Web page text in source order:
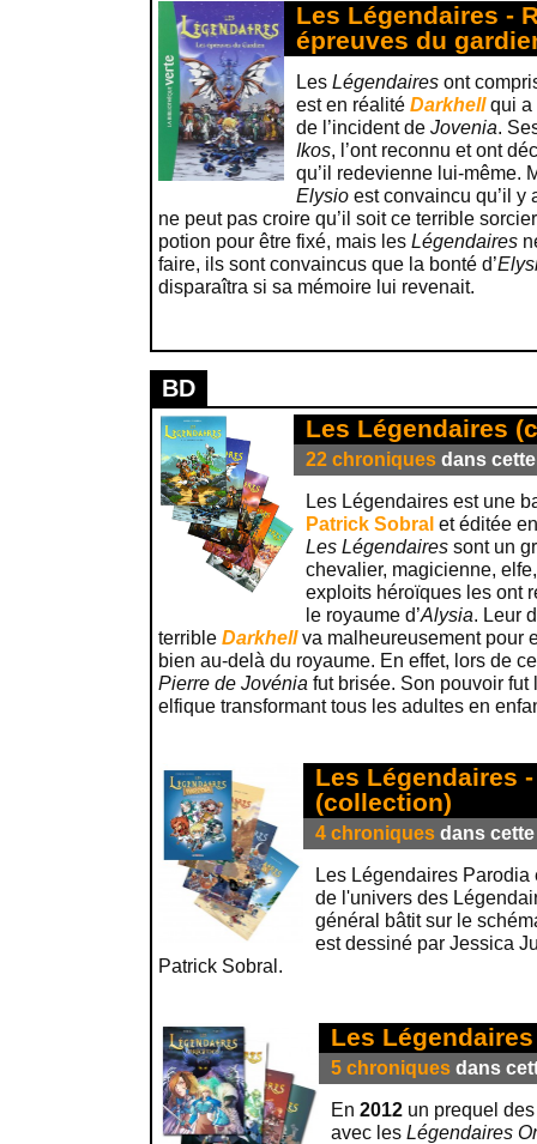
Les Légendaires -
épreuves du
Les Légendaires ont
est en réalité Darkhell qui a
de l’incident de Jovenia.
Ikos, l’ont reconnu et ont
qu’il redevienne lui-même.
Elysio est convaincu qu’il y
ne peut pas croire qu’il soit ce terrible
potion pour être fixé, mais les Légendaires
faire, ils sont convaincus que la bonté d’
disparaîtra si sa mémoire lui revenait.
BD
Les Légendaires
22 chroniques dans
Les Légendaires est une
Patrick Sobral et éditée
Les Légendaires sont un
chevalier, magicienne,
exploits héroïques les ont
le royaume d’Alysia. Leur
terrible Darkhellva malheureusement pour
bien au-delà du royaume. En effet, lors de
Pierre de Jovénia fut brisée. Son pouvoir
elfique transformant tous les adultes en
Les Légendaires
(collection)
4 chroniques dans
Les Légendaires
de l'univers des
général bâtit sur le
est dessiné par Jessica
Patrick Sobral.
Les
5 chroniques dans
En 2012 un prequel
avec les Légendaires